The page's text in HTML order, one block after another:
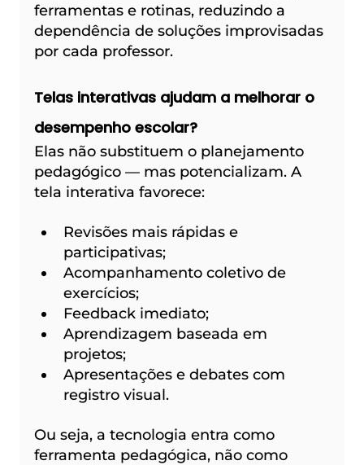
ferramentas e rotinas, reduzindo a
dependência de soluções improvisadas
por cada professor.
Telas interativas ajudam a melhorar o
desempenho escolar?
Elas não substituem o planejamento
pedagógico — mas potencializam. A
tela interativa favorece:
Revisões mais rápidas e
participativas;
Acompanhamento coletivo de
exercícios;
Feedback imediato;
Aprendizagem baseada em
projetos;
Apresentações e debates com
registro visual.
Ou seja, a tecnologia entra como
ferramenta pedagógica, não como